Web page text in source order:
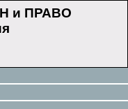
и ПРАВО